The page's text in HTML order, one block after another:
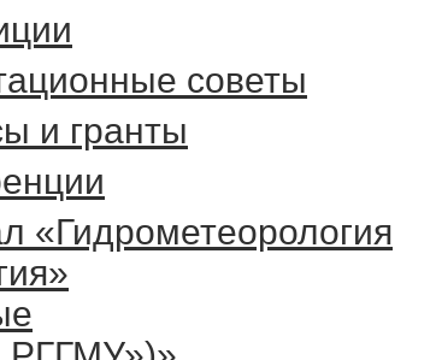
советы
и гранты
«Гидрометеорология